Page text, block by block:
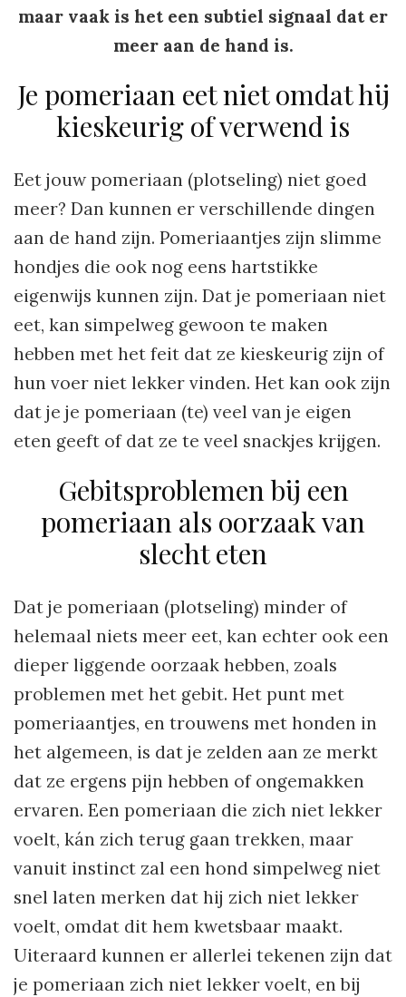
maar vaak is het een subtiel signaal dat er
meer aan de hand is.
Je pomeriaan eet niet omdat hij
kieskeurig of verwend is
Eet jouw pomeriaan (plotseling) niet goed
meer? Dan kunnen er verschillende dingen
aan de hand zijn. Pomeriaantjes zijn slimme
hondjes die ook nog eens hartstikke
eigenwijs kunnen zijn. Dat je pomeriaan niet
eet, kan simpelweg gewoon te maken
hebben met het feit dat ze kieskeurig zijn of
hun voer niet lekker vinden. Het kan ook zijn
dat je je pomeriaan (te) veel van je eigen
eten geeft of dat ze te veel snackjes krijgen.
Gebitsproblemen bij een
pomeriaan als oorzaak van
slecht eten
Dat je pomeriaan (plotseling) minder of
helemaal niets meer eet, kan echter ook een
dieper liggende oorzaak hebben, zoals
problemen met het gebit. Het punt met
pomeriaantjes, en trouwens met honden in
het algemeen, is dat je zelden aan ze merkt
dat ze ergens pijn hebben of ongemakken
ervaren. Een pomeriaan die zich niet lekker
voelt, kán zich terug gaan trekken, maar
vanuit instinct zal een hond simpelweg niet
snel laten merken dat hij zich niet lekker
voelt, omdat dit hem kwetsbaar maakt.
Uiteraard kunnen er allerlei tekenen zijn dat
je pomeriaan zich niet lekker voelt, en bij